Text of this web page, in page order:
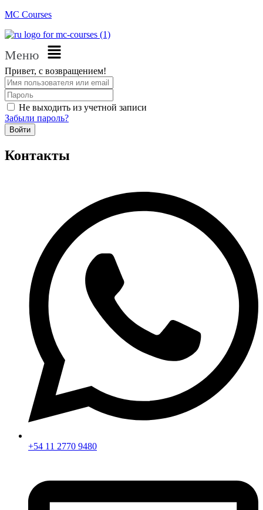
MC Courses
Меню
Привет, с возвращением!
Не выходить из учетной записи
Забыли пароль?
Войти
Контакты
+54 11 2770 9480